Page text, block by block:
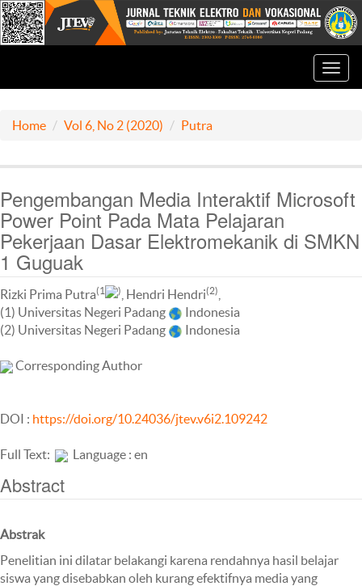
Home Vol 6, No 2 (2020) Putra
Pengembangan Media Interaktif Microsoft
Power Point Pada Mata Pelajaran
Pekerjaan Dasar Elektromekanik di SMKN
1 Guguak
Rizki Prima Putra(1 ) , Hendri Hendri(2)
(1) Universitas Negeri Padang
Indonesia
(2) Universitas Negeri Padang
Indonesia
Corresponding Author
DOI : https://doi.org/10.24036/jtev.v6i2.109242
Full Text: Language : en
Abstract
Abstrak
Penelitian ini dilatar belakangi karena rendahnya hasil belajar
siswa yang disebabkan oleh kurang efektifnya media yang